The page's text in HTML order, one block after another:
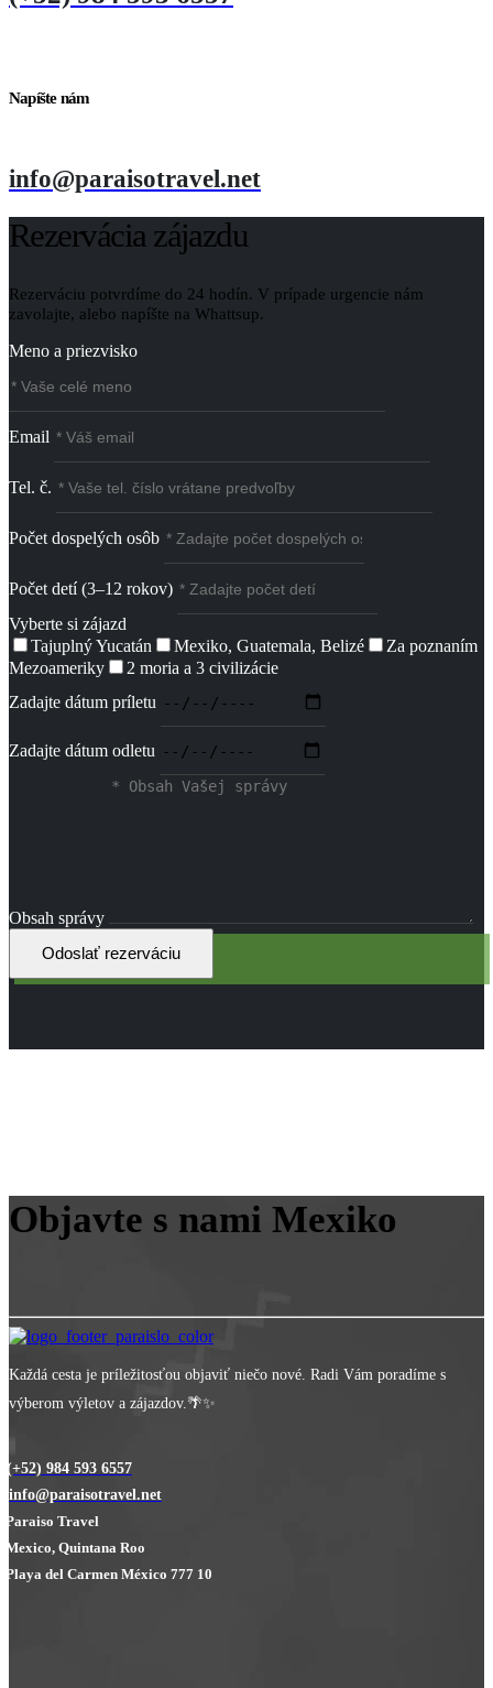
Napíšte nám
info@paraisotravel.net
Rezervácia zájazdu
Rezerváciu potvrdíme do 24 hodín. V prípade urgencie nám
zavolajte, alebo napíšte na Whattsup.
Meno a priezvisko
Email
Tel. č.
Počet dospelých osôb
Počet detí (3–12 rokov)
Vyberte si zájazd
Tajuplný Yucatán
Mexiko, Guatemala, Belizé
Za poznaním
Mezoameriky
2 moria a 3 civilizácie
Zadajte dátum príletu
Zadajte dátum odletu
Obsah správy
Objavte s nami Mexiko
Každá cesta je príležitosťou objaviť niečo nové. Radi Vám poradíme s
výberom výletov a zájazdov.🌴✨
(+52) 984 593 6557
info@paraisotravel.net
Paraiso Travel
Mexico, Quintana Roo
Playa del Carmen México 777 10